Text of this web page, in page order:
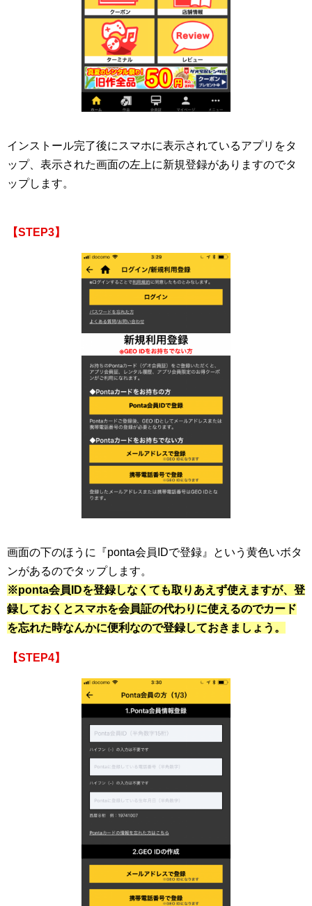
インストール完了後にスマホに表示されているアプリをタ
ップ、表示された画面の左上に新規登録がありますのでタ
ップします。
【STEP3】
画面の下のほうに『ponta会員IDで登録』という黄色いボタ
ンがあるのでタップします。
※ponta会員IDを登録しなくても取りあえず使えますが、登
録しておくとスマホを会員証の代わりに使えるのでカード
を忘れた時なんかに便利なので登録しておきましょう。
【STEP4】